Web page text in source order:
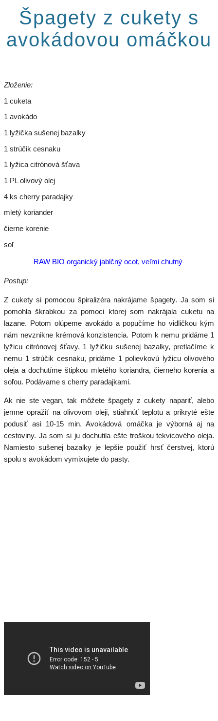
Špagety z cukety s
avokádovou omáčkou
Zloženie:
1 cuketa
1 avokádo
1 lyžička sušenej bazalky
1 strúčik cesnaku
1 lyžica citrónová šťava
1 PL olivový olej
4 ks cherry paradajky
mletý koriander
čierne korenie
soľ
RAW BIO organický jablčný ocot, veľmi chutný
Postup:
Z cukety si pomocou špiralizéra nakrájame špagety. Ja som si
pomohla škrabkou za pomoci ktorej som nakrájala cuketu na
lazane. Potom olúpeme avokádo a popučíme ho vidličkou kým
nám nevznikne krémová konzistencia. Potom k nemu pridáme 1
lyžicu citrónovej šťavy, 1 lyžičku sušenej bazalky, pretlačíme k
nemu 1 strúčik cesnaku, pridáme 1 polievkovú lyžicu olivového
oleja a dochutíme štipkou mletého koriandra, čierneho korenia a
soľou. Podávame s cherry paradajkami.
Ak nie ste vegan, tak môžete špagety z cukety napariť, alebo
jemne opražiť na olivovom oleji, stiahnúť teplotu a prikryté ešte
podusiť asi 10-15 min. Avokádová omáčka je výborná aj na
cestoviny. Ja som si ju dochutila ešte troškou tekvicového oleja.
Namiesto sušenej bazalky je lepšie použiť hrsť čerstvej, ktorú
spolu s avokádom vymixujete do pasty.